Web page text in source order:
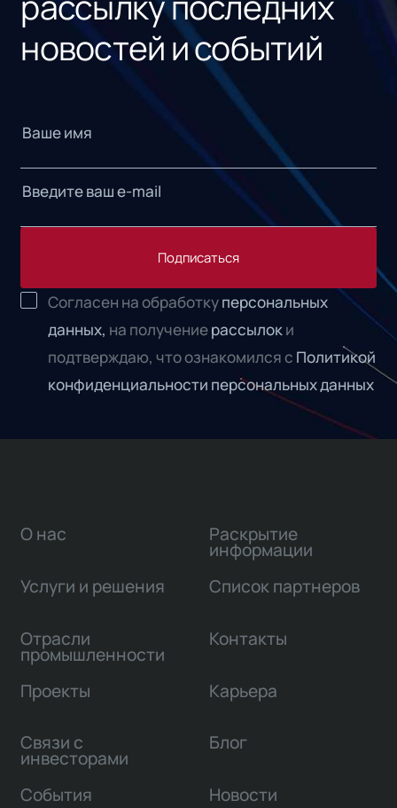
новостей и событий
Подписаться
Согласен на обработкуперсональных
данных, на получениерассылок и
подтверждаю, что ознакомился с Политикой
конфиденциальности персональных данных
О нас
Услуги и решения
Отрасли
промышленности
Проекты
Связи с
инвесторами
Раскрытие
информации
Список партнеров
Контакты
Карьера
Блог
События Новости